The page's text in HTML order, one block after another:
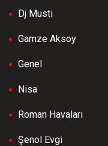
Dj Musti
Gamze Aksoy
Genel
Nisa
Roman Havaları
Şenol Evgi